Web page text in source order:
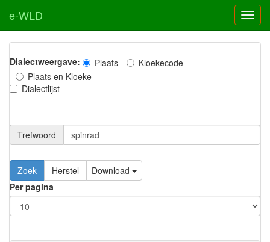
e-WLD
Dialectweergave: Plaats
Kloekecode
Plaats en Kloeke
Dialectlijst
Trefwoord
Download
Per pagina